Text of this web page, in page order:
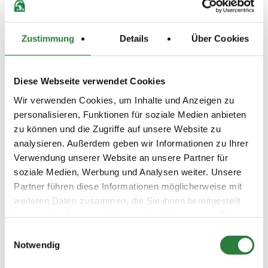
Zustimmung Details Über Cookies
Diese Webseite verwendet Cookies
Wir verwenden Cookies, um Inhalte und Anzeigen zu
personalisieren, Funktionen für soziale Medien anbieten
zu können und die Zugriffe auf unsere Website zu
analysieren. Außerdem geben wir Informationen zu Ihrer
Verwendung unserer Website an unsere Partner für
soziale Medien, Werbung und Analysen weiter. Unsere
Partner führen diese Informationen möglicherweise mit
weiteren Daten zusammen, die Sie ihnen bereitgestellt
Notwendig
LKL/Art
2 3 4 LP
30.06.2018
2. Springprüfung Kl.M* SPR
300,00 €
LKL/Art
2 3 4 LP
01.07.2018
3. Springprüfung Kl.L SPR
Preisgeld
250,00 €
LKL/Art
3 4 5 LP
01.07.2018
4. Stilspringprüfung Kl.L SPR
Preisgeld